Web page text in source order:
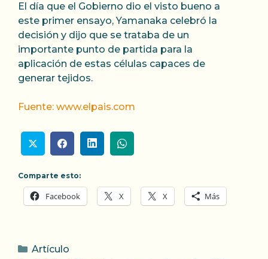
El día que el Gobierno dio el visto bueno a
este primer ensayo, Yamanaka celebró la
decisión y dijo que se trataba de un
importante punto de partida para la
aplicación de estas células capaces de
generar tejidos.
Fuente: www.elpais.com
Comparte esto:
Facebook X X Más
Categorías
Artículo